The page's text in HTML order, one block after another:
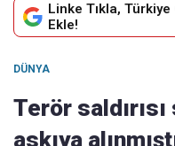
Linke Tıkla,
Ekle!
DÜNYA
Terör
askıya